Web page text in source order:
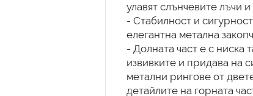
улавят слънчевите лъчи
- Стабилност и
елегантна метална
- Долната част е с ниска
извивките и придава на
метални рингове от
детайлите на горната